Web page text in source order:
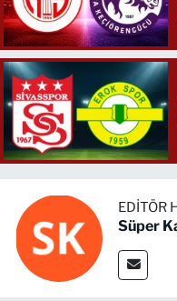
EDITÖR
Süper